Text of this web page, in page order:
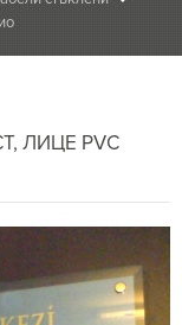
ЛИЦЕ PVC